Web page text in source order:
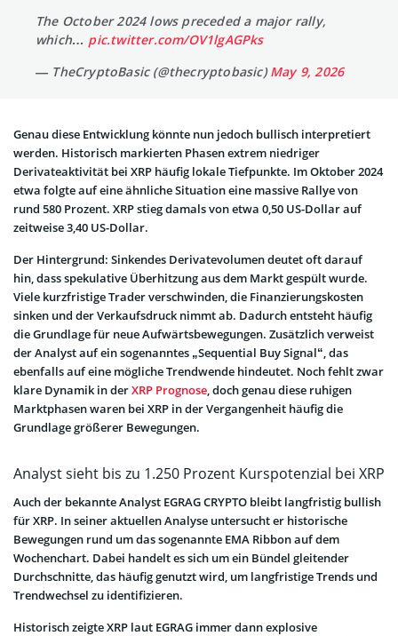
The October 2024 lows preceded a major rally,
which… pic.twitter.com/OV1lgAGPks
— TheCryptoBasic (@thecryptobasic)May 9, 2026
Genau diese Entwicklung könnte nun jedoch bullisch interpretiert
werden. Historisch markierten Phasen extrem niedriger
Derivateaktivität bei XRP häufig lokale Tiefpunkte. Im Oktober 2024
etwa folgte auf eine ähnliche Situation eine massive Rallye von
rund 580 Prozent. XRP stieg damals von etwa 0,50 US-Dollar auf
zeitweise 3,40 US-Dollar.
Der Hintergrund: Sinkendes Derivatevolumen deutet oft darauf
hin, dass spekulative Überhitzung aus dem Markt gespült wurde.
Viele kurzfristige Trader verschwinden, die Finanzierungskosten
sinken und der Verkaufsdruck nimmt ab. Dadurch entsteht häufig
die Grundlage für neue Aufwärtsbewegungen. Zusätzlich verweist
der Analyst auf ein sogenanntes „Sequential Buy Signal“, das
ebenfalls auf eine mögliche Trendwende hindeutet. Noch fehlt zwar
klare Dynamik in derXRP Prognose, doch genau diese ruhigen
Marktphasen waren bei XRP in der Vergangenheit häufig die
Grundlage größerer Bewegungen.
Analyst sieht bis zu 1.250 Prozent Kurspotenzial bei XRP
Auch der bekannte Analyst EGRAG CRYPTO bleibt langfristig bullish
für XRP. In seiner aktuellen Analyse untersucht er historische
Bewegungen rund um das sogenannte EMA Ribbon auf dem
Wochenchart. Dabei handelt es sich um ein Bündel gleitender
Durchschnitte, das häufig genutzt wird, um langfristige Trends und
Trendwechsel zu identifizieren.
Historisch zeigte XRP laut EGRAG immer dann explosive